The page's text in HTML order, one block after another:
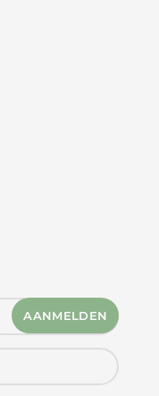
AANMELDEN